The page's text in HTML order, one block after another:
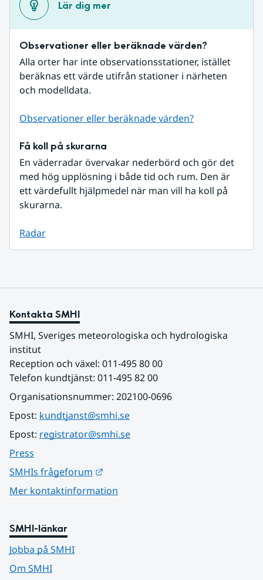
Lär dig mer
Observationer eller beräknade värden?
Alla orter har inte observationsstationer, istället
beräknas ett värde utifrån stationer i närheten
och modelldata.
Observationer eller beräknade värden?
Få koll på skurarna
En väderradar övervakar nederbörd och gör det
med hög upplösning i både tid och rum. Den är
ett värdefullt hjälpmedel när man vill ha koll på
skurarna.
Radar
Kontakta SMHI
SMHI, Sveriges meteorologiska och hydrologiska
institut
Reception och växel: 011-495 80 00
Telefon kundtjänst: 011-495 82 00
Organisationsnummer: 202100-0696
Epost: kundtjanst@smhi.se
Epost: registrator@smhi.se
Press
SMHIs frågeforum
Mer kontaktinformation
SMHI-länkar
Jobba på SMHI
Om SMHI